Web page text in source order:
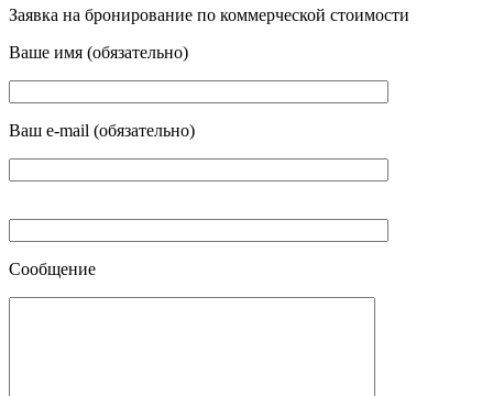
Заявка на бронирование по коммерческой стоимости
Ваше имя (обязательно)
Ваш e-mail (обязательно)
Сообщение